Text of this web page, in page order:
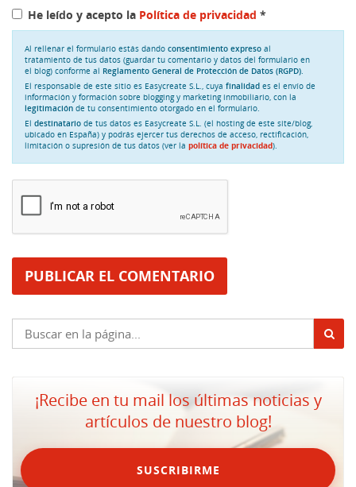
He leído y acepto la Política de privacidad *
Al rellenar el formulario estás dando consentimiento expreso al
tratamiento de tus datos (guardar tu comentario y datos del formulario en
el blog) conforme al Reglamento General de Protección de Datos (RGPD)
El responsable de este sitio es Easycreate S.L., cuya finalidad es el envío de
información y formación sobre blogging y marketing inmobiliario, con la
legitimación de tu consentimiento otorgado en el formulario.
El destinatario de tus datos es Easycreate S.L. (el hosting de este site/blog,
ubicado en España) y podrás ejercer tus derechos de acceso, rectificación,
limitación o supresión de tus datos (ver la política de privacidad).
¡Recibe en tu mail los últimas noticias y
artículos de nuestro blog!
SUSCRIBIRME